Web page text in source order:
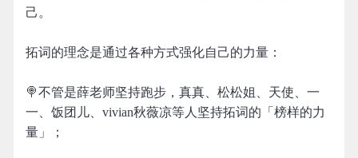
己。
拓词的理念是通过各种方式强化自己的力量：
🍭不管是薛老师坚持跑步，真真、松松姐、天使、一
一、饭团儿、vivian秋薇凉等人坚持拓词的「榜样的力
量」；